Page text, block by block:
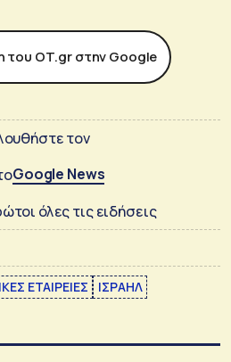
του ΟΤ.gr στην Google
τον
Google News
όλες τις ειδήσεις
ΕΤΑΙΡΕΙΕΣ ΙΣΡΑΗΛ